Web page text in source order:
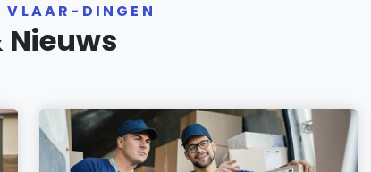
VLAAR-DINGEN
Nieuws